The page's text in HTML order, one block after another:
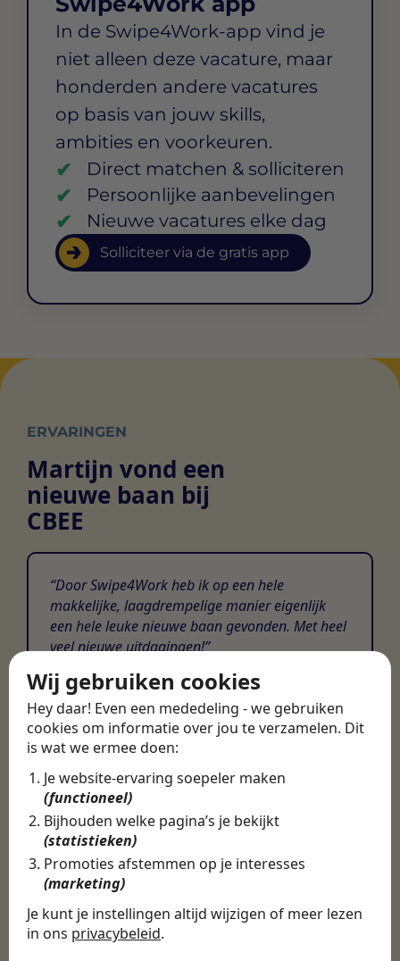
Wij gebruiken cookies
Hey daar! Even een mededeling - we gebruiken
cookies om informatie over jou te verzamelen. Dit
is wat we ermee doen:
Je website-ervaring soepeler maken
(functioneel)
Bijhouden welke pagina’s je bekijkt
(statistieken)
Promoties afstemmen op je interesses
(marketing)
Je kunt je instellingen altijd wijzigen of meer lezen
in ons privacybeleid.
In de Swipe4Work-app vind je
niet alleen deze vacature, maar
honderden andere vacatures
op basis van jouw skills,
ambities en voorkeuren.
Direct matchen & solliciteren
Persoonlijke aanbevelingen
Nieuwe vacatures elke dag
Solliciteer via de gratis app
ERVARINGEN
Martijn vond een
nieuwe baan bij
CBEE
Door Swipe4Work heb ik op een hele
makkelijke, laagdrempelige manier eigenlijk
een hele leuke nieuwe baan gevonden. Met heel
veel nieuwe uitdagingen!
Martijn
Certinia Consultant